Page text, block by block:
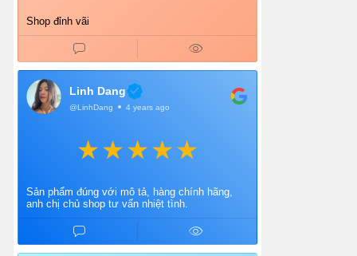
Shop đỉnh vãi
Linh Dang
@LinhDang 4 years ago
Sản phẩm đúng với mô tả, hàng chính hãng,
anh chị chủ shop tư vấn nhiệt tình.